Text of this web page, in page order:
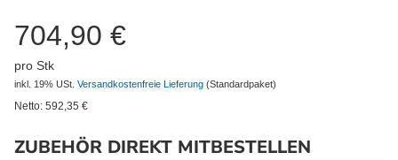
704,90 €
pro Stk
inkl. 19% USt. Versandkostenfreie Lieferung (Standardpaket)
Netto: 592,35 €
ZUBEHÖR DIREKT MITBESTELLEN